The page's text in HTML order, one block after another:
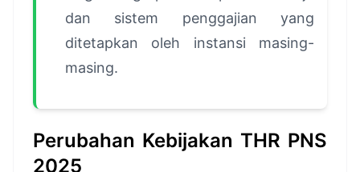
dan sistem penggajian yang
ditetapkan oleh instansi masing-
masing.
Perubahan Kebijakan THR PNS
2025